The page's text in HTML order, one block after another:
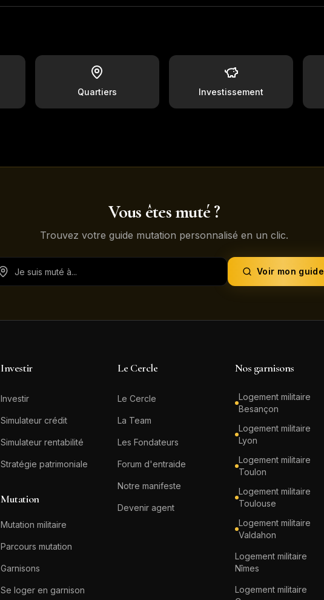
Quartiers Investissement
Vous êtes muté ?
Trouvez votre guide mutation personnalisé en un clic.
Voir mon guide
Investir
Investir
Simulateur crédit
Simulateur rentabilité
Stratégie patrimoniale
Mutation
Mutation militaire
Parcours mutation
Garnisons
Se loger en garnison
Le Cercle
Le Cercle
La Team
Les Fondateurs
Forum d'entraide
Notre manifeste
Devenir agent
Nos garnisons
Logement militaire
Besançon
Logement militaire
Lyon
Logement militaire
Toulon
Logement militaire
Toulouse
Logement militaire
Valdahon
Logement militaire
Nîmes
Logement militaire